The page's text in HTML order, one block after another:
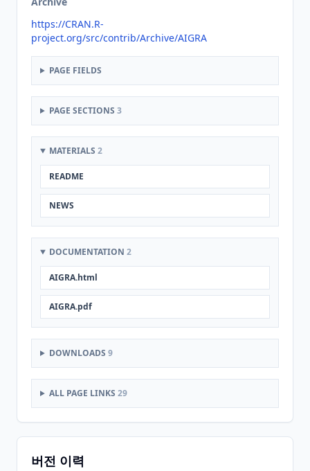
https://CRAN.R-
project.org/src/contrib/Archive/AIGRA
PAGE FIELDS
PAGE SECTIONS 3
MATERIALS 2
README
NEWS
DOCUMENTATION 2
AIGRA.html
AIGRA.pdf
DOWNLOADS 9
ALL PAGE LINKS 29
버전 이력